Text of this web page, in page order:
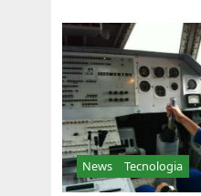
News Tecnologia